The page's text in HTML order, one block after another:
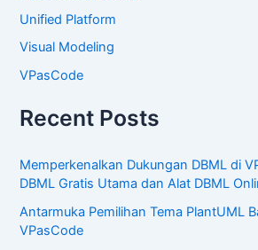
Unified Platform
Visual Modeling
VPasCode
Recent Posts
Memperkenalkan Dukungan DBML di
DBML Gratis Utama dan Alat DBML
Antarmuka Pemilihan Tema PlantUML
VPasCode